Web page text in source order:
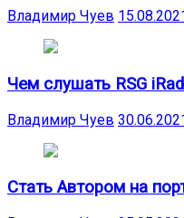
Владимир Чуев
Чем слушать RSG
Владимир Чуев
Стать Автором на